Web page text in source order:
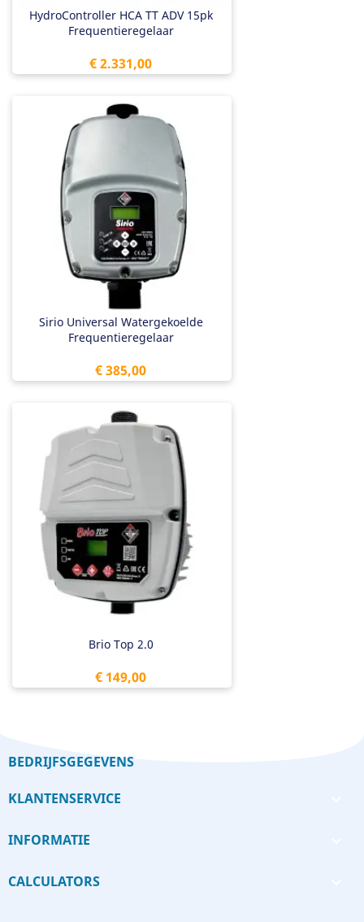
HydroController HCA TT ADV 15pk
Frequentieregelaar
Prijs
€ 2.331,00
Sirio Universal Watergekoelde
Frequentieregelaar
Prijs
€ 385,00
Brio Top 2.0
Prijs
€ 149,00
BEDRIJFSGEGEVENS
KLANTENSERVICE
INFORMATIE
CALCULATORS